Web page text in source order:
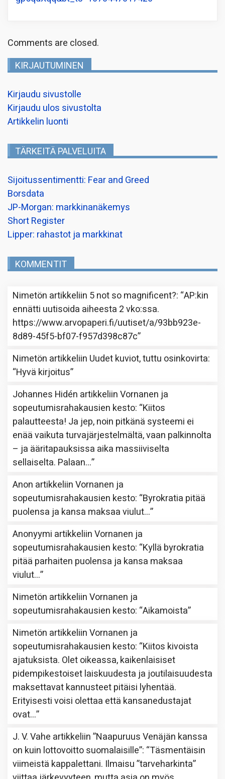
Comments are closed.
KIRJAUTUMINEN
Kirjaudu sivustolle
Kirjaudu ulos sivustolta
Artikkelin luonti
TÄRKEITÄ PALVELUITA
Sijoitussentimentti: Fear and Greed
Borsdata
JP-Morgan: markkinanäkemys
Short Register
Lipper: rahastot ja markkinat
KOMMENTIT
Nimetön artikkeliin 5 not so magnificent?: “AP:kin
ennätti uutisoida aiheesta 2 vko:ssa.
https://www.arvopaperi.fi/uutiset/a/93bb923e-
8d89-45f5-bf07-f957d398c87c”
Nimetön artikkeliin Uudet kuviot, tuttu osinkovirta:
“Hyvä kirjoitus”
Johannes Hidén artikkeliinVornanen ja
sopeutumisrahakausien kesto: “Kiitos
palautteesta! Ja jep, noin pitkänä systeemi ei
enää vaikuta turvajärjestelmältä, vaan palkinnolta
– ja ääritapauksissa aika massiiviselta
sellaiselta. Palaan…”
Anon artikkeliinVornanen ja
sopeutumisrahakausien kesto: “Byrokratia pitää
puolensa ja kansa maksaa viulut…”
Anonyymi artikkeliinVornanen ja
sopeutumisrahakausien kesto: “Kyllä byrokratia
pitää parhaiten puolensa ja kansa maksaa
viulut…”
Nimetön artikkeliinVornanen ja
sopeutumisrahakausien kesto: “Aikamoista”
Nimetön artikkeliinVornanen ja
sopeutumisrahakausien kesto: “Kiitos kivoista
ajatuksista. Olet oikeassa, kaikenlaisiset
pidempikestoiset laiskuudesta ja joutilaisuudesta
maksettavat kannusteet pitäisi lyhentää.
Erityisesti voisi olettaa että kansanedustajat
ovat…”
J. V. Vahe artikkeliin”Naapuruus Venäjän kanssa
on kuin lottovoitto suomalaisille”: “Täsmentäisin
viimeistä kappalettani. Ilmaisu ”tarveharkinta”